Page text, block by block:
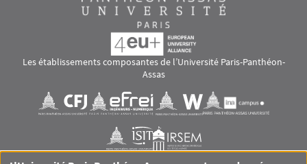
Les établissements composantes de l’Université Paris-Panthéon-
Assas
Visuel svgVisuel svg Visuel svgVisuel svg
Visuel svgVisuel svg